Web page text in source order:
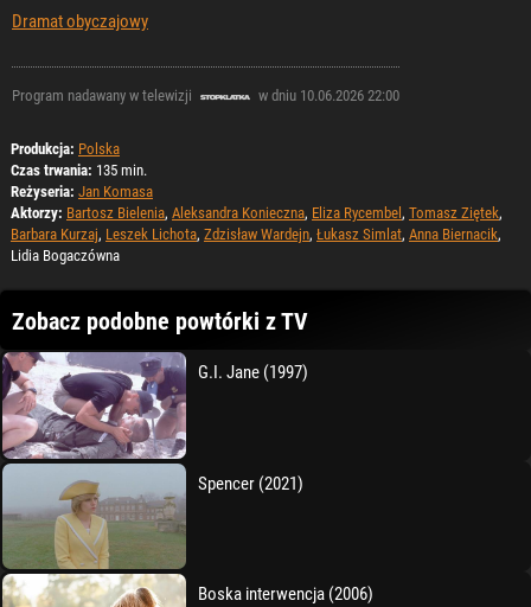
Dramat obyczajowy
Program nadawany w telewizji w dniu 10.06.2026 22:00
Produkcja: Polska
Czas trwania: 135 min.
Reżyseria: Jan Komasa
Aktorzy: Bartosz Bielenia, Aleksandra Konieczna, Eliza Rycembel , Tomasz Ziętek,
Barbara Kurzaj, Leszek Lichota, Zdzisław Wardejn, Łukasz Simlat, Anna Biernacik,
Lidia Bogaczówna
Zobacz podobne powtórki z TV
G.I. Jane (1997)
Spencer (2021)
Boska interwencja (2006)